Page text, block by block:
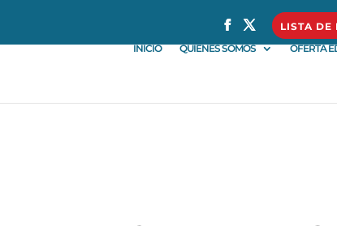
LISTA DE
INICIO
QUIÉNES SOMOS OFERTA